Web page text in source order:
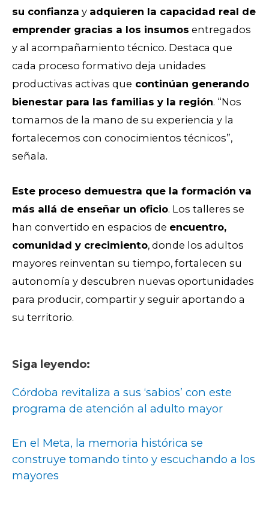
su confianza y adquieren la capacidad real de
emprender gracias a los insumos entregados
y al acompañamiento técnico. Destaca que
cada proceso formativo deja unidades
productivas activas que continúan generando
bienestar para las familias y la región. “Nos
tomamos de la mano de su experiencia y la
fortalecemos con conocimientos técnicos”,
señala.
Este proceso demuestra que la formación va
más allá de enseñar un oficio. Los talleres se
han convertido en espacios de encuentro,
comunidad y crecimiento, donde los adultos
mayores reinventan su tiempo, fortalecen su
autonomía y descubren nuevas oportunidades
para producir, compartir y seguir aportando a
su territorio.
Siga leyendo:
Córdoba revitaliza a sus ‘sabios’ con este
programa de atención al adulto mayor
En el Meta, la memoria histórica se
construye tomando tinto y escuchando a los
mayores